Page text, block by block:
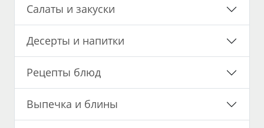
Салаты и закуски
Десерты и напитки
Рецепты блюд
Выпечка и блины